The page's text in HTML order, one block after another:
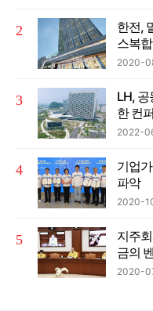
한전,
스복
2020-
LH,
한 컨
2022-
기업
파악
2020-
지주
금의
2020-